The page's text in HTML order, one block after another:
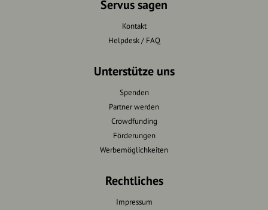
Servus sagen
Kontakt
Helpdesk / FAQ
Unterstütze uns
Spenden
Partner werden
Crowdfunding
Förderungen
Werbemöglichkeiten
Rechtliches
Impressum